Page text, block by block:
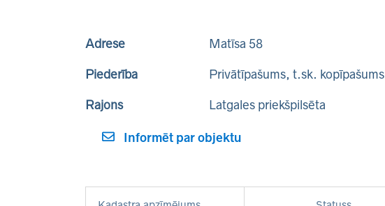
Adrese Matīsa 58
Piederība Privātīpašums, t.sk. kopīpašums
Rajons Latgales priekšpilsēta
Informēt par objektu